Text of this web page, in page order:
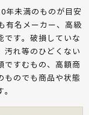
年未満のものが目安
有名メーカー、高級
です。破損していな
汚れ等のひどくない
ですむもの、高額商
ものでも商品や状態